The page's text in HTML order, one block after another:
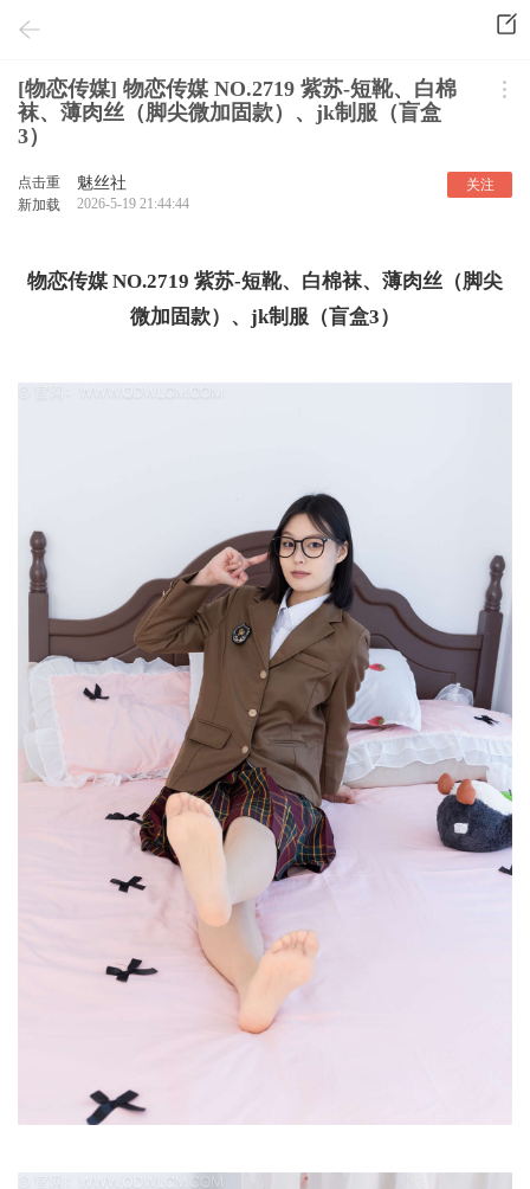
[物恋传媒] 物恋传媒 NO.2719 紫苏-短靴、白棉
袜、薄肉丝（脚尖微加固款）、jk制服（盲盒
3）
点击重
新加载
魅丝社
2026-5-19 21:44:44
关注
物恋传媒 NO.2719 紫苏-短靴、白棉袜、薄肉丝（脚尖
微加固款）、jk制服（盲盒3）